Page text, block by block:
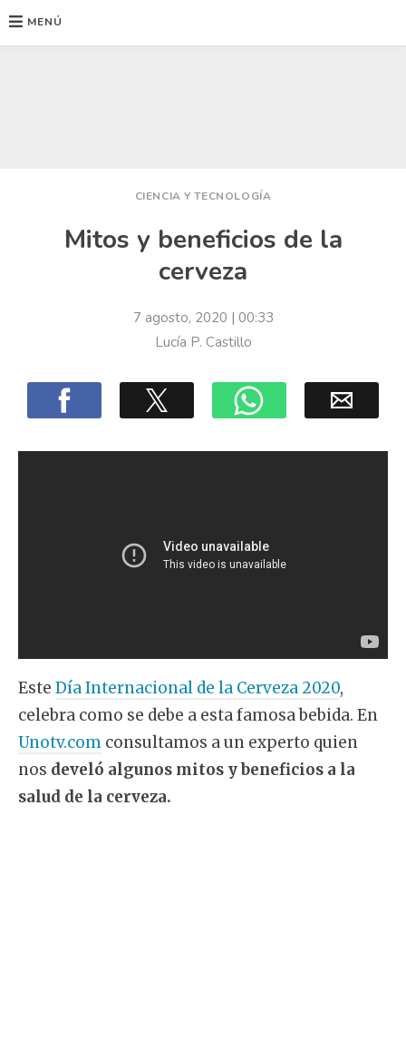
MENÚ
CIENCIA Y TECNOLOGÍA
Mitos y beneficios de la
cerveza
7 agosto, 2020 | 00:33
Lucía P. Castillo
Este Día Internacional de la Cerveza 2020,
celebra como se debe a esta famosa bebida. En
Unotv.com consultamos a un experto quien
nos develó algunos mitos y beneficios a la
salud de la cerveza.